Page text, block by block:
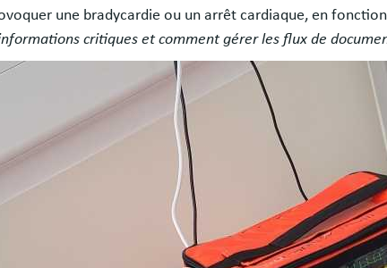
une bradycardie ou un arrêt cardiaque, en
critiques et comment gérer les flux de